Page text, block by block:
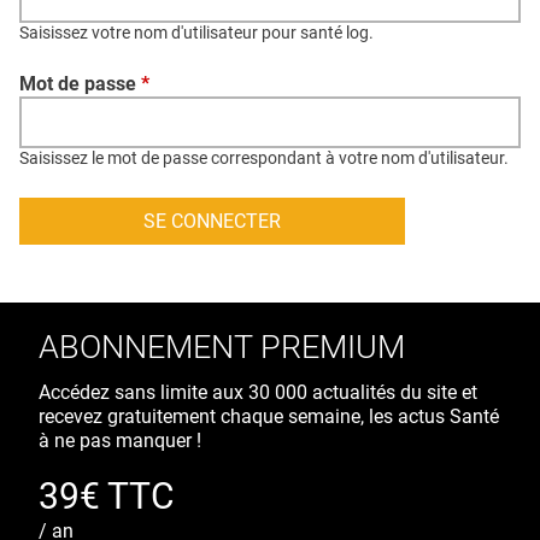
CONTACT
CRÉDITS
Saisissez votre nom d'utilisateur pour santé log.
Mot de passe *
Saisissez le mot de passe correspondant à votre nom d'utilisateur.
ABONNEMENT PREMIUM
Accédez sans limite aux 30 000 actualités du site et
recevez gratuitement chaque semaine, les actus Santé
à ne pas manquer !
39€ TTC
/ an